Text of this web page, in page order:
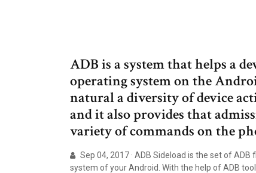
ADB is a system that helps a
operating system on the
natural a diversity of device
and it also provides that
variety of commands on the
Sep 04, 2017 · ADB Sideload is the set of
system of your Android. With the help of ADB